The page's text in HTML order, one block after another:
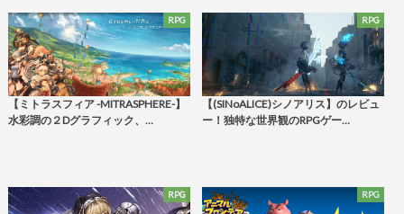
RPG
【ミトラスフィア -MITRASPHERE-】
水彩調の２Dグラフィック、…
RPG
【(SINoALICE)シノアリス】のレビュ
ー！独特な世界観のRPGゲー…
RPG RPG